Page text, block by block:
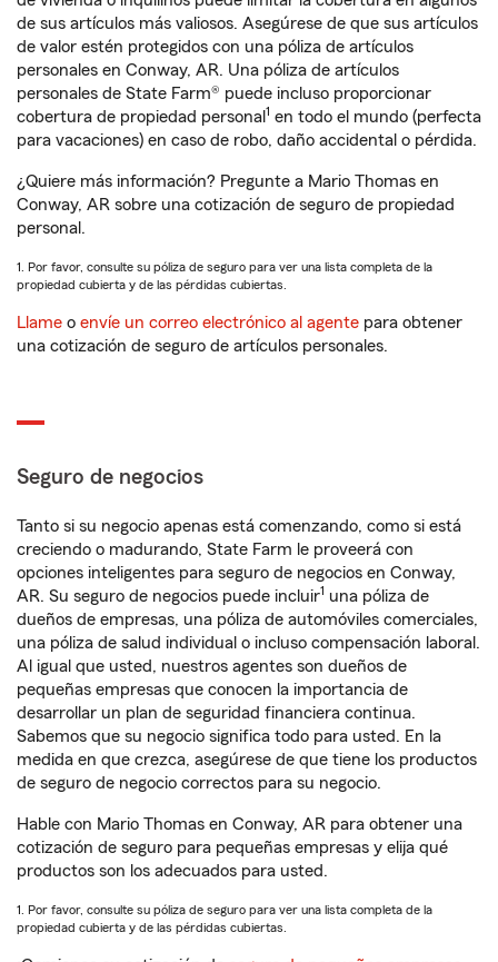
de sus artículos más valiosos. Asegúrese de que sus artículos
de valor estén protegidos con una póliza de artículos
personales en Conway, AR. Una póliza de artículos
personales de State Farm® puede incluso proporcionar
cobertura de propiedad personal 1 en todo el mundo (perfecta
para vacaciones) en caso de robo, daño accidental o pérdida.
¿Quiere más información? Pregunte a Mario Thomas en
Conway, AR sobre una cotización de seguro de propiedad
personal.
1. Por favor, consulte su póliza de seguro para ver una lista completa de la
propiedad cubierta y de las pérdidas cubiertas.
Llame o envíe un correo electrónico al agente para obtener
una cotización de seguro de artículos personales.
Seguro de negocios
Tanto si su negocio apenas está comenzando, como si está
creciendo o madurando, State Farm le proveerá con
opciones inteligentes para seguro de negocios en Conway,
AR. Su seguro de negocios puede incluir1 una póliza de
dueños de empresas, una póliza de automóviles comerciales,
una póliza de salud individual o incluso compensación laboral.
Al igual que usted, nuestros agentes son dueños de
pequeñas empresas que conocen la importancia de
desarrollar un plan de seguridad financiera continua.
Sabemos que su negocio significa todo para usted. En la
medida en que crezca, asegúrese de que tiene los productos
de seguro de negocio correctos para su negocio.
Hable con Mario Thomas en Conway, AR para obtener una
cotización de seguro para pequeñas empresas y elija qué
productos son los adecuados para usted.
1. Por favor, consulte su póliza de seguro para ver una lista completa de la
propiedad cubierta y de las pérdidas cubiertas.